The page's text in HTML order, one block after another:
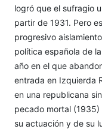
logró que el sufragio
partir de 1931. Pero
progresivo
política española de
año en el que
entrada en Izquierda
en una republicana
pecado mortal
su actuación y de su